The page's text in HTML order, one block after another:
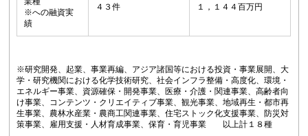
※への融資実
績
４３件 １，１４４百万円
※研究開発、起業、事業再編、アジア諸国等における投資・事業展開、大
学・研究機関における化学技術研究、社会インフラ整備・高度化、環境・
エネルギー事業、資源確保・開発事業、医療・介護・関連事業、高齢者向
け事業、コンテンツ・クリエイティブ事業、観光事業、地域再生・都市再
生事業、農林水産業・農商工関連事業、住宅ストック化支援事業、防災対
策事業、雇用支援・人材育成事業、保育・育児事業 以上計１８種